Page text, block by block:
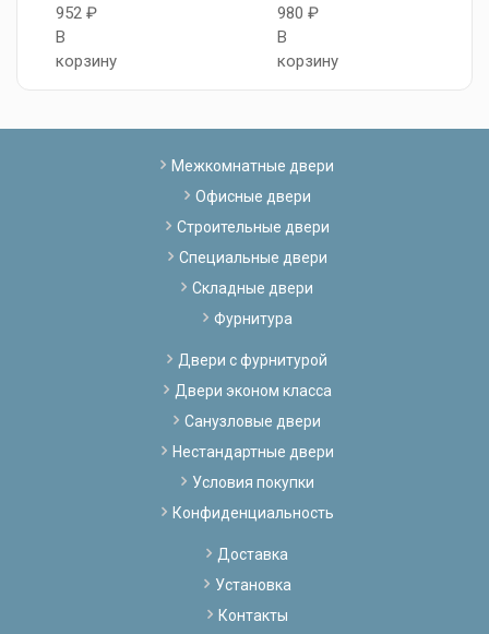
952 ₽
В
корзину
980 ₽
В
корзину
Межкомнатные двери
Офисные двери
Строительные двери
Специальные двери
Складные двери
Фурнитура
Двери с фурнитурой
Двери эконом класса
Санузловые двери
Нестандартные двери
Условия покупки
Конфиденциальность
Доставка
Установка
Контакты